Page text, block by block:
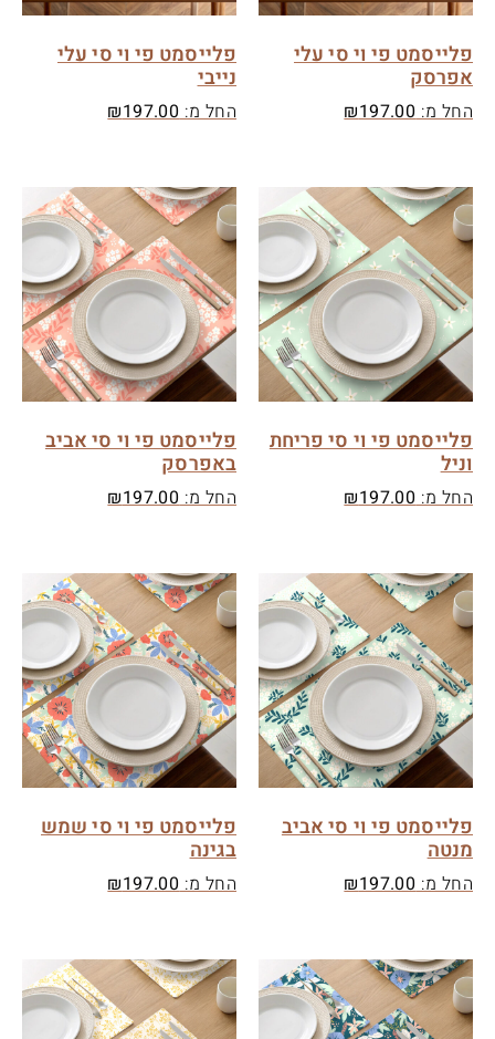
פלייסמט פי וי סי עלי
אפרסק
החל מ: ₪197.00
פלייסמט פי וי סי עלי
נייבי
החל מ: ₪197.00
פלייסמט פי וי סי פריחת
וניל
החל מ: ₪197.00
פלייסמט פי וי סי אביב
באפרסק
החל מ: ₪197.00
פלייסמט פי וי סי אביב
מנטה
החל מ: ₪197.00
פלייסמט פי וי סי שמש
בגינה
החל מ: ₪197.00